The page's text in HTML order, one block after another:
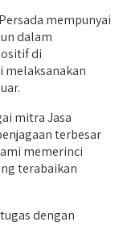
mempunyai
dalam
di
melaksanakan
mitra Jasa
terbesar
memerinci
terabaikan
dengan